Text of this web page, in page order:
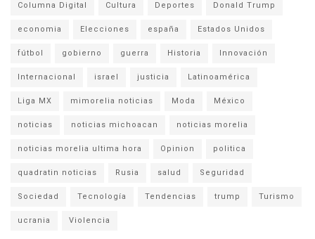
Columna Digital Cultura Deportes Donald Trump
economia Elecciones españa Estados Unidos
fútbol gobierno guerra Historia Innovación
Internacional israel justicia Latinoamérica
Liga MX mimorelia noticias Moda México
noticias noticias michoacan noticias morelia
noticias morelia ultima hora Opinion politica
quadratin noticias Rusia salud Seguridad
Sociedad Tecnología Tendencias trump Turismo
ucrania Violencia